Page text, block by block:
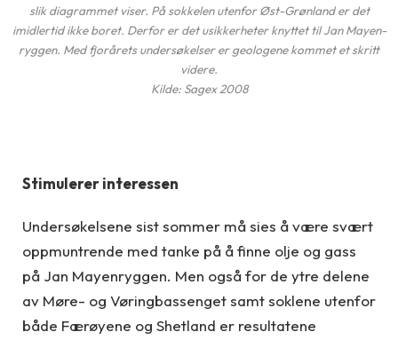
slik diagrammet viser. På sokkelen utenfor Øst-Grønland er det
imidlertid ikke boret. Derfor er det usikkerheter knyttet til Jan Mayen-
ryggen. Med fjorårets undersøkelser er geologene kommet et skritt
videre.
Kilde: Sagex 2008
Stimulerer interessen
Undersøkelsene sist sommer må sies å være svært
oppmuntrende med tanke på å finne olje og gass
på Jan Mayenryggen. Men også for de ytre delene
av Møre- og Vøringbassenget samt soklene utenfor
både Færøyene og Shetland er resultatene